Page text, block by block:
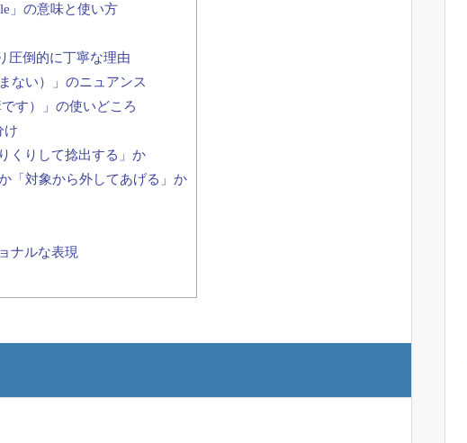
」の意味と使い方
圧倒的に丁寧な理由
ない）」のニュアンス
す）」の使いどころ
け
くりして捻出する」か
「対象から外してあげる」か
ナルな表現